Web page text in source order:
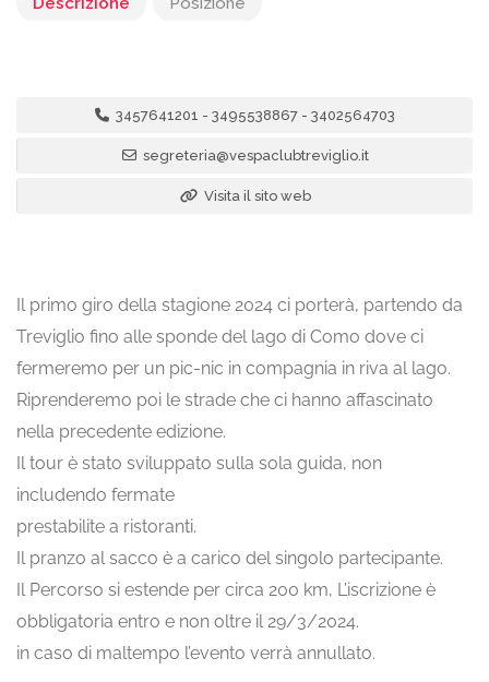
3457641201 - 3495538867 - 3402564703
segreteria@vespaclubtreviglio.it
Visita il sito web
Il primo giro della stagione 2024 ci porterà, partendo da
Treviglio fino alle sponde del lago di Como dove ci
fermeremo per un pic-nic in compagnia in riva al lago.
Riprenderemo poi le strade che ci hanno affascinato
nella precedente edizione.
Il tour è stato sviluppato sulla sola guida, non
includendo fermate
prestabilite a ristoranti.
Il pranzo al sacco è a carico del singolo partecipante.
Il Percorso si estende per circa 200 km, L’iscrizione è
obbligatoria entro e non oltre il 29/3/2024.
in caso di maltempo l’evento verrà annullato.